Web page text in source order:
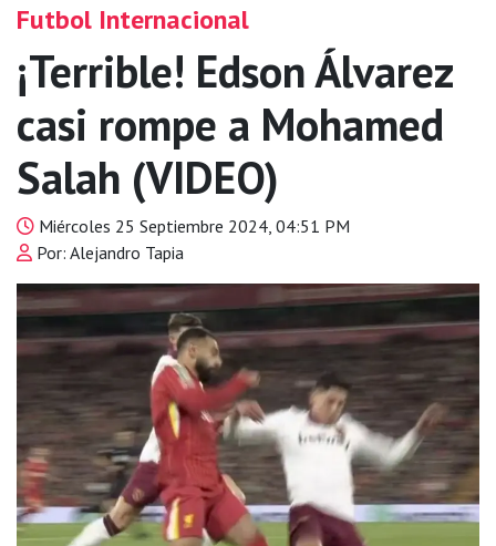
Futbol Internacional
¡Terrible! Edson Álvarez
casi rompe a Mohamed
Salah (VIDEO)
Miércoles 25 Septiembre 2024, 04:51 PM
Por: Alejandro Tapia